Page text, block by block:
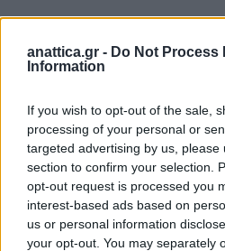
anattica.gr - Do Not Process
Information
If you wish to opt-out of the sale,
processing of your personal or
targeted advertising by us, please
section to confirm your selection.
opt-out request is processed you
interest-based ads based on
us or personal information
your opt-out. You may separately
Η σεισμική δόνηση